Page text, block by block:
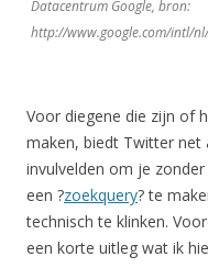
Datacentrum Google, bron:
http://www.google.com/intl/
Voor diegene die zijn of
maken, biedt Twitter net
invulvelden om je zonder
een ?zoekquery? te
technisch te klinken.
een korte uitleg wat ik